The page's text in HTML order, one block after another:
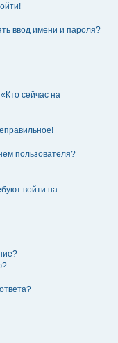
ввод имени и пароля?
сейчас на
пользователя?
войти на